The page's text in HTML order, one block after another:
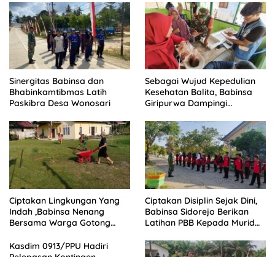
Sinergitas Babinsa dan
Bhabinkamtibmas Latih
Paskibra Desa Wonosari
Sebagai Wujud Kepedulian
Kesehatan Balita, Babinsa
Giripurwa Dampingi
Ciptakan Lingkungan Yang
Indah ,Babinsa Nenang
Bersama Warga Gotong
Ciptakan Disiplin Sejak Dini,
Babinsa Sidorejo Berikan
Latihan PBB Kepada Murid
Kasdim 0913/PPU Hadiri